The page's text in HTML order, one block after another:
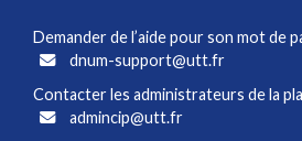
Demander de l’aide pour son mot de
dnum-support@utt.fr
Contacter les administrateurs de la
admincip@utt.fr